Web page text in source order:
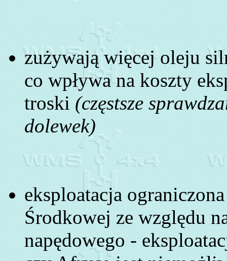
zużywają więcej oleju
co wpływa na koszty
troski (częstsze
dolewek)
eksploatacja
Środkowej ze względu
napędowego -